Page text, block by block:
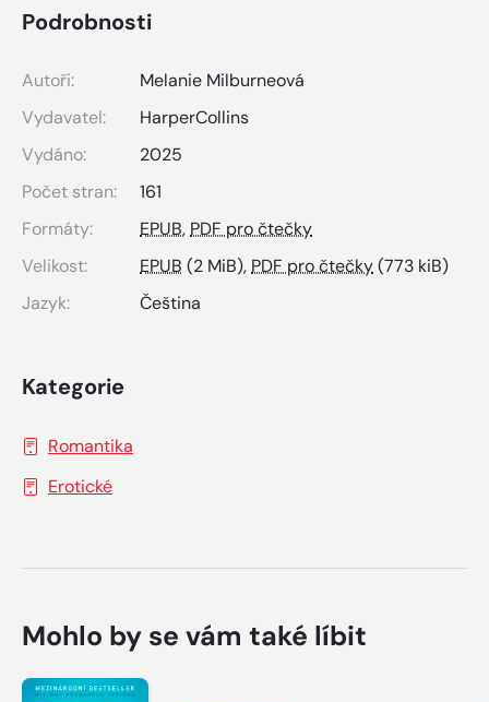
Podrobnosti
Autoři:
Melanie Milburneová
Vydavatel:
HarperCollins
Vydáno:
2025
Počet stran:
161
Formáty:
EPUB,PDF pro čtečky
Velikost:
EPUB (2 MiB),PDF pro čtečky(773 kiB)
Jazyk:
Čeština
Kategorie
Romantika
Erotické
Mohlo by se vám také líbit